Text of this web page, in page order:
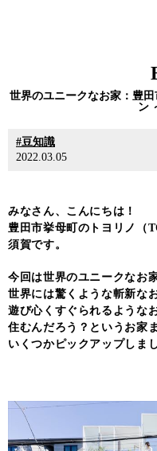
世界のユニークなお家：豊
ン
豆知識
2022.03.05
みなさん、こんにちは！
豊田市挙母町のトヨリノ（
須賀です。
今回は世界のユニークなお
世界には驚くような斬新な
遊び心くすぐられるような
住むんだろう？というお家
いくつかピックアップしまし